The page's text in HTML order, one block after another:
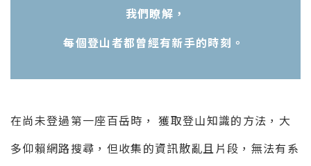
我們瞭解，
每個登山者都曾經有新手的時刻。
在尚未登過第一座百岳時， 獲取登山知識的方法，大
多仰賴網路搜尋，但收集的資訊散亂且片段，無法有系